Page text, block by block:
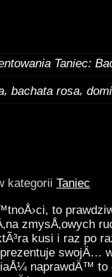
Taniec:
, bachata rosa,
kategorii Taniec
to
zmysÅ‚owych
kusi i raz po
swojÄ…
naprawdÄ™ to